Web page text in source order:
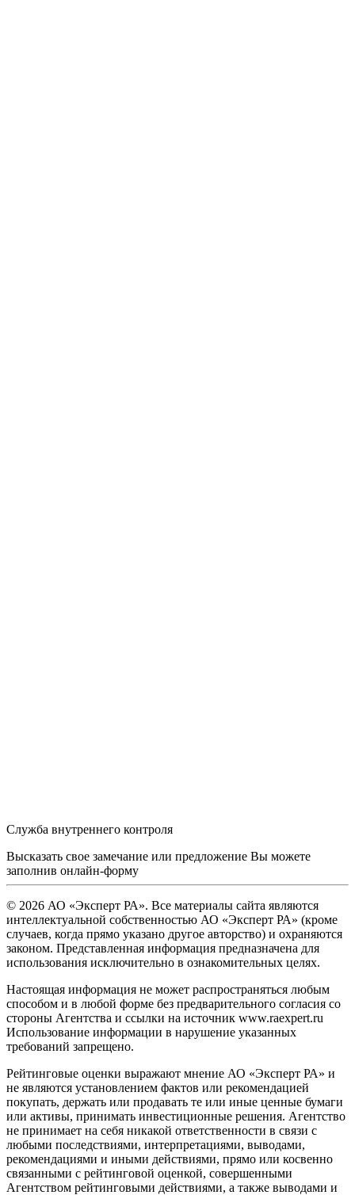
Служба внутреннего контроля
Высказать свое замечание или предложение Вы можете
заполнив онлайн-форму
© 2026 АО «Эксперт РА». Все материалы сайта являются
интеллектуальной собственностью АО «Эксперт РА» (кроме
случаев, когда прямо указано другое авторство) и охраняются
законом. Представленная информация предназначена для
использования исключительно в ознакомительных целях.
Настоящая информация не может распространяться любым
способом и в любой форме без предварительного согласия со
стороны Агентства и ссылки на источник www.raexpert.ru
Использование информации в нарушение указанных
требований запрещено.
Рейтинговые оценки выражают мнение АО «Эксперт РА» и
не являются установлением фактов или рекомендацией
покупать, держать или продавать те или иные ценные бумаги
или активы, принимать инвестиционные решения. Агентство
не принимает на себя никакой ответственности в связи с
любыми последствиями, интерпретациями, выводами,
рекомендациями и иными действиями, прямо или косвенно
связанными с рейтинговой оценкой, совершенными
Агентством рейтинговыми действиями, а также выводами и